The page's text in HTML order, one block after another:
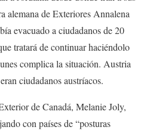
alemana de Exteriores Annalena
evacuado a ciudadanos de 20
tratará de continuar haciéndolo
complica la situación. Austria
ciudadanos austríacos.
de Canadá, Melanie Joly,
con países de “posturas